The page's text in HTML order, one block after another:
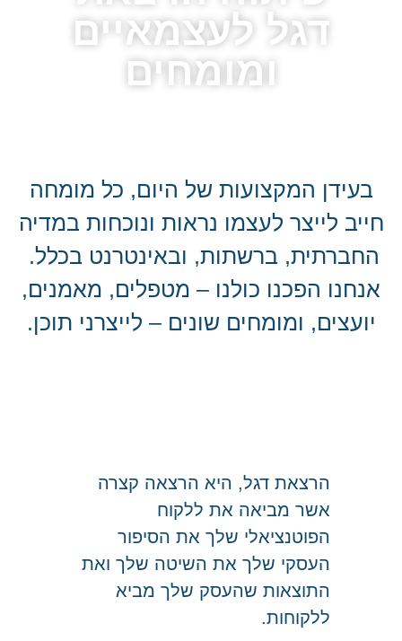
דגל לעצמאיים
ומומחים
בעידן המקצועות של היום, כל מומחה
חייב לייצר לעצמו נראות ונוכחות במדיה
החברתית, ברשתות, ובאינטרנט בכלל.
אנחנו הפכנו כולנו – מטפלים, מאמנים,
יועצים, ומומחים שונים – לייצרני תוכן.
הרצאת דגל, היא הרצאה קצרה
אשר מביאה את ללקוח
הפוטנציאלי שלך את הסיפור
העסקי שלך את השיטה שלך ואת
התוצאות שהעסק שלך מביא
ללקוחות.